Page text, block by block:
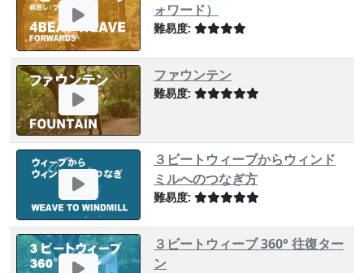
ォワード）
難易度:
ファウンテン
難易度:
３ビートウィーブからウィンド
ミルへのつなぎ方
難易度:
３ビートウィーブ 360° 往復ター
ン